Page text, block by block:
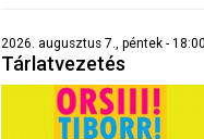
2026. augusztus 7., péntek -
Tárlatvezetés